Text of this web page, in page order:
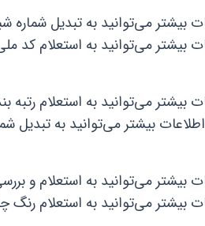
بیشتر می‌توانید به تبدیل
بیشتر می‌توانید به استعلام
بیشتر می‌توانید به استعلام رتبه
بیشتر می‌توانید به تبدیل
بیشتر می‌توانید به استعلام و
بیشتر می‌توانید به استعلام